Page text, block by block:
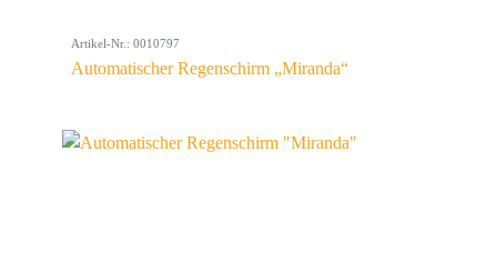
Artikel-Nr.: 0010797
Automatischer Regenschirm „Miranda“